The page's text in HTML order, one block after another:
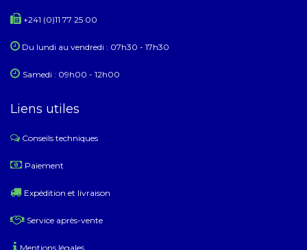
+241 (0)11 77 25 00
Du lundi au ​​vendredi : 07h30 - 17h30
Samedi : 09h00 - 12h00
Liens utiles
Conseils techniques
​ Paiement
Expédition et livraison
Service après-vente
Mentions légales